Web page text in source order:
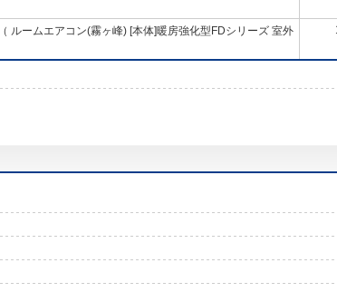
（ ルームエアコン(霧ヶ峰) [本体]暖房強化型FDシリーズ 室外